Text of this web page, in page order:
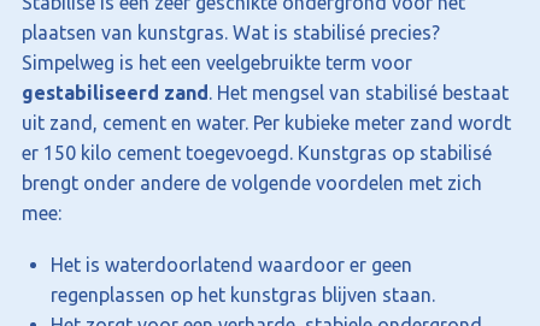
plaatsen van kunstgras. Wat is stabilisé precies?
Simpelweg is het een veelgebruikte term voor
gestabiliseerd zand. Het mengsel van stabilisé bestaat
uit zand, cement en water. Per kubieke meter zand wordt
er 150 kilo cement toegevoegd. Kunstgras op stabilisé
brengt onder andere de volgende voordelen met zich
mee:
Het is waterdoorlatend waardoor er geen
regenplassen op het kunstgras blijven staan.